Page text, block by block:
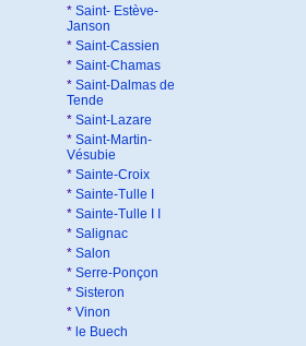
* Saint- Estève-
Janson
* Saint-Cassien
* Saint-Chamas
* Saint-Dalmas de
Tende
* Saint-Lazare
* Saint-Martin-
Vésubie
* Sainte-Croix
* Sainte-Tulle I
* Sainte-Tulle I I
* Salignac
* Salon
* Serre-Ponçon
* Sisteron
* Vinon
* le Buech